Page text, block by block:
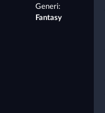
Generi:
Fantasy